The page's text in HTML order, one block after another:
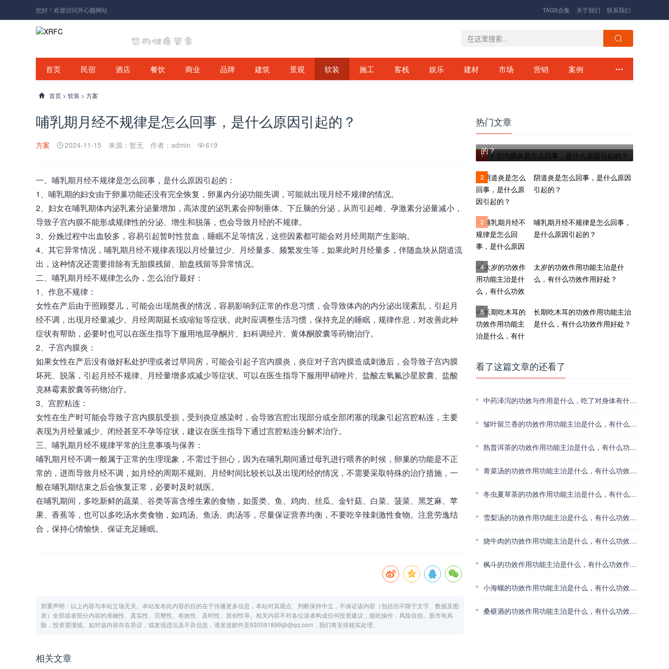
您好！欢迎访问开心颜网站 TAGS合集 关于我们 联系我们
首页 民宿 酒店 餐饮 商业 品牌 建筑 景观 软装 施工 客栈 娱乐 建材 市场 营销 案例
首页 > 软装 > 方案
哺乳期月经不规律是怎么回事，是什么原因引起的？
方案 2024-11-15 来源：暂无 作者：admin 619
一、 哺乳期月经不规律是怎么回事，是什么原因引起的：
1、哺乳期的妇女由于卵巢功能还没有完全恢复，卵巢内分泌功能失调，可能就出现月经不规律的情况。
2、妇女在哺乳期体内泌乳素分泌量增加，高浓度的泌乳素会抑制垂体、下丘脑的分泌，从而引起雌、孕激素分泌量减小，
导致子宫内膜不能形成规律性的分泌、增生和脱落，也会导致月经的不规律。
3、分娩过程中出血较多，容易引起暂时性贫血，睡眠不足等情况，这些因素都可能会对月经周期产生影响。
4、其它异常情况，哺乳期月经不规律表现以月经量过少、月经量多、频繁发生等，如果此时月经量多，伴随血块从阴道流
出，这种情况还需要排除有无胎膜残留、胎盘残留等异常情况。
二、 哺乳期月经不规律怎么办，怎么治疗最好：
1、作息不规律：
女性在产后由于照顾婴儿，可能会出现熬夜的情况，容易影响到正常的作息习惯，会导致体内的内分泌出现紊乱，引起月
经不调，出现月经量减少、月经周期延长或缩短等症状。此时应调整生活习惯，保持充足的睡眠，规律作息，对改善此种
症状有帮助，必要时也可以在医生指导下服用地屈孕酮片、妇科调经片、黄体酮胶囊等药物治疗。
2、子宫内膜炎：
如果女性在产后没有做好私处护理或者过早同房，可能会引起子宫内膜炎，炎症对子宫内膜造成刺激后，会导致子宫内膜
坏死、脱落，引起月经不规律、月经量增多或减少等症状。可以在医生指导下服用甲硝唑片、盐酸左氧氟沙星胶囊、盐酸
克林霉素胶囊等药物治疗。
3、宫腔粘连：
女性在生产时可能会导致子宫内膜肌受损，受到炎症感染时，会导致宫腔出现部分或全部闭塞的现象引起宫腔粘连，主要
表现为月经量减少、闭经甚至不孕等症状，建议在医生指导下通过宫腔粘连分解术治疗。
三、 哺乳期月经不规律平常的注意事项与保养：
哺乳期月经不调一般属于正常的生理现象，不需过于担心，因为在哺乳期间通过母乳进行喂养的时候，卵巢的功能是不正
常的，进而导致月经不调，如月经的周期不规则、月经时间比较长以及出现闭经的情况，不需要采取特殊的治疗措施，一
般在哺乳期结束之后会恢复正常，必要时及时就医。
在哺乳期间，多吃新鲜的蔬菜、谷类等富含维生素的食物，如蛋类、鱼、鸡肉、丝瓜、金针菇、白菜、菠菜、黑芝麻、苹
果、香蕉等，也可以多吃汤水类食物，如鸡汤、鱼汤、肉汤等，尽量保证营养均衡，不要吃辛辣刺激性食物。注意劳逸结
合，保持心情愉快、保证充足睡眠。
郑重声明：以上内容与本站立场无关。本站发布此内容的目的在于传播更多信息，本站对其观点、判断保持中立，不保证该内容（包括但不限于文字、数据及图
表）全部或者部分内容的准确性、真实性、完整性、有效性、及时性、原创性等。相关内容不对各位读者构成任何投资建议，据此操作，风险自担。股市有风
险，投资需谨慎。如对该内容存在异议，或发现违法及不良信息，请发送邮件至930591899@@qq.com，我们将安排核实处理。
相关文章
热门文章
1
的？
2
阴道炎是怎么回事，是什么原因
引起的？
3
哺乳期月经不规律是怎么回事，
是什么原因引起的？
4
太岁的功效作用功能主治是什
么，有什么功效作用好处？
5
长期吃木耳的功效作用功能主治
是什么，有什么功效作用好处？
看了这篇文章的还看了
中药泽泻的功效与作用是什么，吃了对身体有什么好处？
皱叶留兰香的功效作用功能主治是什么，有什么功效作用好处？
熟普洱茶的功效作用功能主治是什么，有什么功效作用好处？
青菜汤的功效作用功能主治是什么，有什么功效作用好处？
冬虫夏草茶的功效作用功能主治是什么，有什么功效作用好处？
雪梨汤的功效作用功能主治是什么，有什么功效作用好处？
烧牛肉的功效作用功能主治是什么，有什么功效作用好处？
枫斗的功效作用功能主治是什么，有什么功效作用好处？
小海螺的功效作用功能主治是什么，有什么功效作用好处？
桑椹酒的功效作用功能主治是什么，有什么功效作用好处？